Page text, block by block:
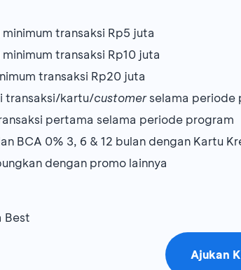
transaksi Rp5 juta
transaksi Rp10 juta
transaksi Rp20 juta
transaksi/kartu/customerselama periode
pertama selama periode program
BCA 0% 3, 6 & 12 bulan dengan Kartu
dengan promo lainnya
Best
Ajukan